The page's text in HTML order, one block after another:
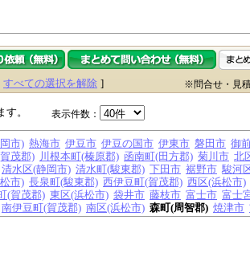
すべての選択を解除 ] ※問合せ・見
。 表示件数：
市) 熱海市 伊豆市 伊豆の国市 伊東市 磐田市 御
茂郡) 川根本町(榛原郡) 函南町(田方郡) 菊川市 北
清水区(静岡市) 清水町(駿東郡) 下田市 裾野市 駿河
市) 長泉町(駿東郡) 西伊豆町(賀茂郡) 西区(浜松市)
(賀茂郡) 東区(浜松市) 袋井市 藤枝市 富士市 富士
南伊豆町(賀茂郡) 南区(浜松市) 森町(周智郡) 焼津市